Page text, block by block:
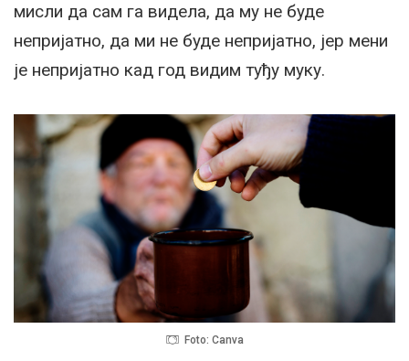
мисли да сам га видела, да му не буде
непријатно, да ми не буде непријатно, јер мени
је непријатно кад год видим туђу муку.
Foto: Canva